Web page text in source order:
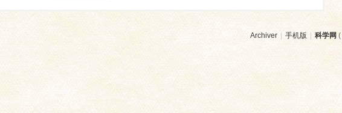
Archiver 手机版 科学网 (